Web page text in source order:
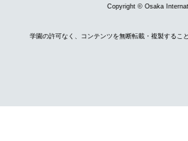
Copyright © Osaka
学園の許可なく、コンテンツを無断転載・複製するこ